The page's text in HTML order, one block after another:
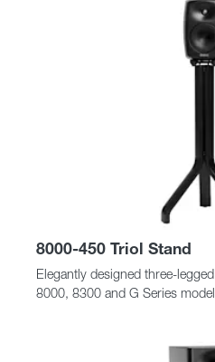
8000-450 Triol Stand
Elegantly designed three-
8000, 8300 and G Series